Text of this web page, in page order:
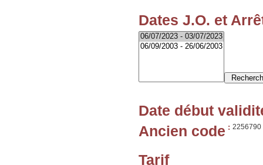
Dates J.O. et
Date début
Ancien code : 2256790
Tarif